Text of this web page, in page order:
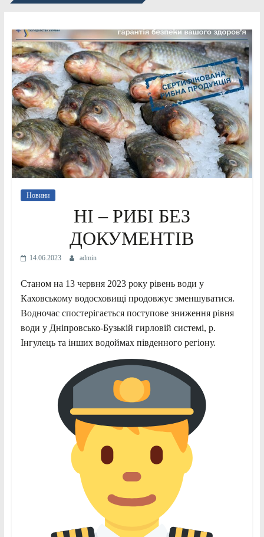
Новини
НІ – РИБІ БЕЗ
ДОКУМЕНТІВ
14.06.2023 admin
Станом на 13 червня 2023 року рівень води у
Каховському водосховищі продовжує зменшуватися.
Водночас спостерігається поступове зниження рівня
води у Дніпровсько-Бузькій гирловій системі, р.
Інгулець та інших водоймах південного регіону.